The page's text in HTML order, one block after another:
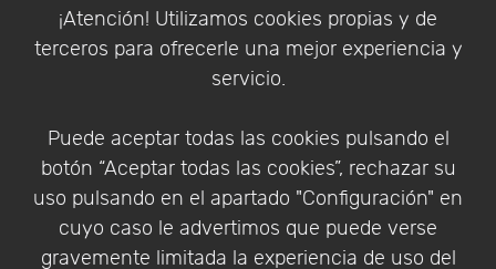
¡Atención! Utilizamos cookies propias y de
terceros para ofrecerle una mejor experiencia y
servicio.
Puede aceptar todas las cookies pulsando el
botón “Aceptar todas las cookies”, rechazar su
uso pulsando en el apartado "Configuración" en
cuyo caso le advertimos que puede verse
gravemente limitada la experiencia de uso del
Política de Privacidad
Condiciones de compra
Identificarse
Empresa|Aviso Legal| Política de Privacidad |